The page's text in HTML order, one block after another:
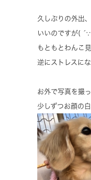
久しぶりの外出
いいのですが(
もともとわんこ
逆にストレスに
お外で写真を撮
少しずつお顔の